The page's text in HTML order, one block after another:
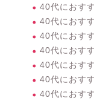
40代におす
40代におす
40代におす
40代におす
40代におす
40代におす
40代におす